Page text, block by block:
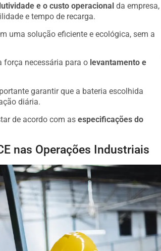
e o custo operacional da empresa,
e tempo de recarga.
uma solução eficiente e ecológica, sem a
força necessária para o levantamento e
garantir que a bateria escolhida
diária.
de acordo com as especificações do
nas Operações Industriais